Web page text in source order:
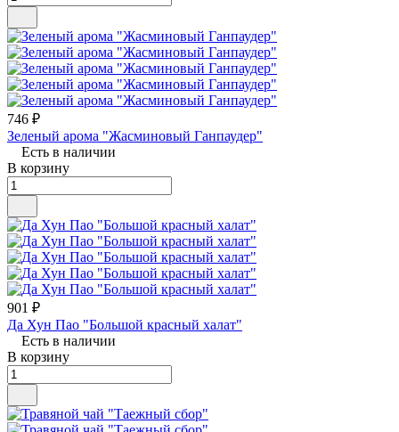
746 ₽
Зеленый арома "Жасминовый Ганпаудер"
Есть в наличии
В корзину
901 ₽
Да Хун Пао "Большой красный халат"
Есть в наличии
В корзину